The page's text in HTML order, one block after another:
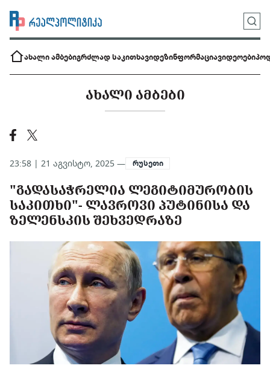
ახალი ამბებიგრძლად საკითხავიდეზინფორმაციავიდეოები
ᲐᲮᲐᲚᲘ ᲐᲛᲑᲔᲑᲘ
23:58 | 21 აგვისტო, 2025 — რუსეთი
"ᲒᲐᲓᲐᲡᲐᲭᲠᲔᲚᲘᲐ ᲚᲔᲒᲘᲢᲘᲛᲣᲠᲝᲑᲘᲡ
ᲡᲐᲙᲘᲗᲮᲘ"- ᲚᲐᲕᲠᲝᲕᲘ ᲞᲣᲢᲘᲜᲘᲡᲐ ᲓᲐ
ᲖᲔᲚᲔᲜᲡᲙᲘᲡ ᲨᲔᲮᲕᲔᲓᲠᲐᲖᲔ